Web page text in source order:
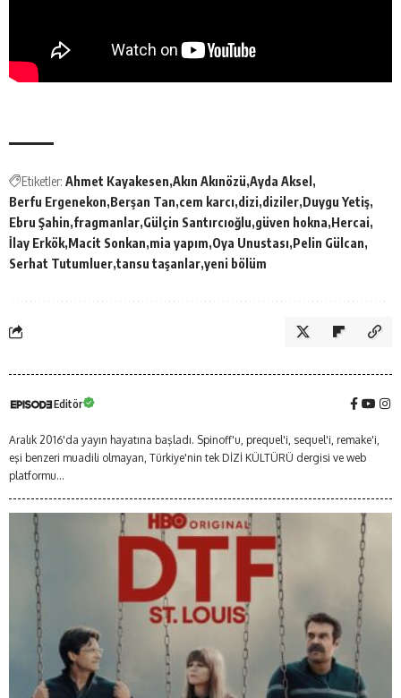
Etiketler: Ahmet Kayakesen Akın Akınözü Ayda Aksel
Berfu Ergenekon Berşan Tan cem karcı dizi diziler Duygu Yetiş
Ebru Şahin fragmanlar Gülçin Santırcıoğlu güven hokna Hercai
İlay Erkök Macit Sonkan mia yapım Oya Unustası Pelin Gülcan
Serhat Tutumluer tansu taşanlar yeni bölüm
Editör
Aralık 2016'da yayın hayatına başladı. Spinoff'u, prequel'i, sequel'i, remake'i,
eşi benzeri muadili olmayan, Türkiye'nin tek DİZİ KÜLTÜRÜ dergisi ve web
platformu...